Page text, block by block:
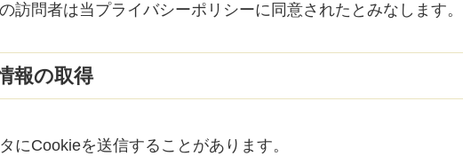
訪問者は当プライバシーポリシーに同意されたとみなします。
報の取得
にCookieを送信することがあります。